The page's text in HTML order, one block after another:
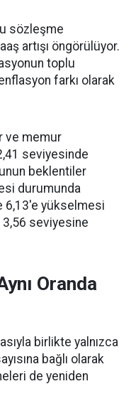
sözleşme
artışı öngörülüyor.
toplu
farkı olarak
ve memur
seviyesinde
beklentiler
durumunda
6,13'e yükselmesi
seviyesine
Oranda
birlikte yalnızca
bağlı olarak
de yeniden